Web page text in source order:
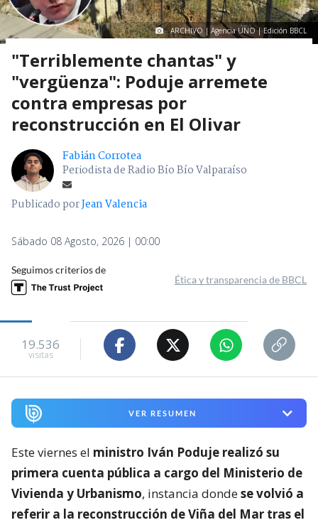
ARCHIVO | Agencia UNO | Edición BBCL
"Terriblemente chantas" y
"vergüenza": Poduje arremete
contra empresas por
reconstrucción en El Olivar
Fabián Corrotea
Periodista de Radio Bío Bío Valparaíso
Publicado porJean Valencia
Sábado 08 Agosto, 2026 | 00:00
Seguimos criterios de
Ética y transparencia de BBCL
19.536
visitas
VER RESUMEN
Este viernes el ministro Iván Poduje realizó su
primera cuenta pública a cargo del Ministerio de
Vivienda y Urbanismo, instancia dondese volvió a
referir a la reconstrucción de Viña del Mar tras el